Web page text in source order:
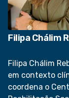
Filipa Chálim
Filipa Chálim
em contexto
coordena o